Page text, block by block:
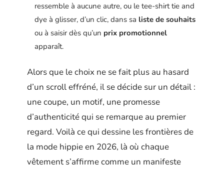
ressemble à aucune autre, ou le tee-shirt tie and
dye à glisser, d’un clic, dans sa liste de souhaits
ou à saisir dès qu’un prix promotionnel
apparaît.
Alors que le choix ne se fait plus au hasard
d’un scroll effréné, il se décide sur un détail :
une coupe, un motif, une promesse
d’authenticité qui se remarque au premier
regard. Voilà ce qui dessine les frontières de
la mode hippie en 2026, là où chaque
vêtement s’affirme comme un manifeste